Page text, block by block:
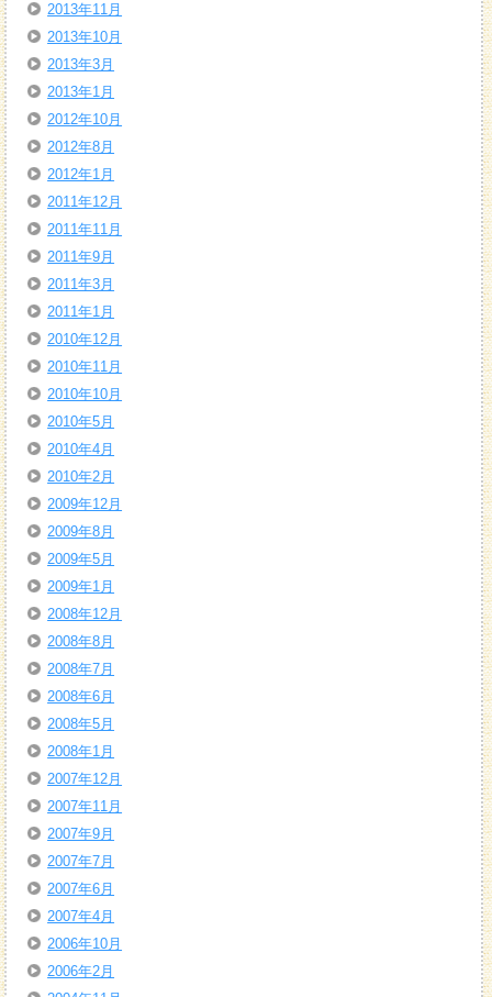
2013年11月
2013年10月
2013年3月
2013年1月
2012年10月
2012年8月
2012年1月
2011年12月
2011年11月
2011年9月
2011年3月
2011年1月
2010年12月
2010年11月
2010年10月
2010年5月
2010年4月
2010年2月
2009年12月
2009年8月
2009年5月
2009年1月
2008年12月
2008年8月
2008年7月
2008年6月
2008年5月
2008年1月
2007年12月
2007年11月
2007年9月
2007年7月
2007年6月
2007年4月
2006年10月
2006年2月